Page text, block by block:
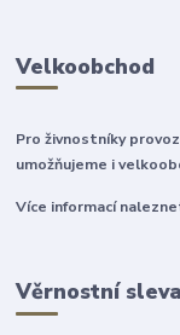
Velkoobchod
Pro živnostníky
umožňujeme i
Více informací
Věrnostní sleva